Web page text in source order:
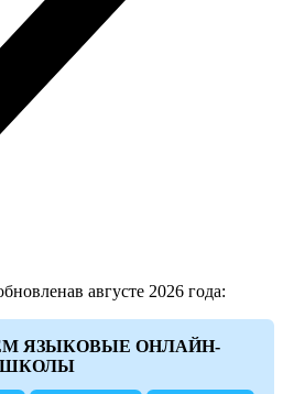
августе 2026 года:
ЯЗЫКОВЫЕ ОНЛАЙН-
ШКОЛЫ